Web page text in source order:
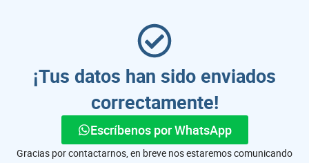
¡Tus datos han sido enviados
correctamente!
Escríbenos por WhatsApp
Gracias por contactarnos, en breve nos estaremos comunicando